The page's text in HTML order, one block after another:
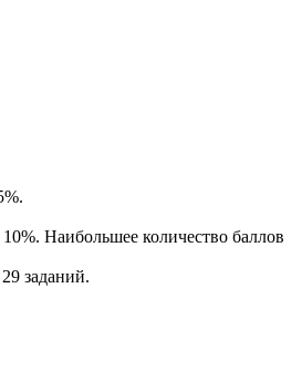
Наибольшее количество баллов
заданий.